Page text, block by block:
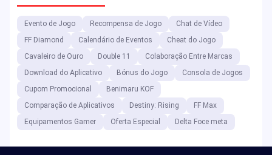
Colaboração PUBG Mobile x The King of Fighters:
Como Obter Skins KOF via Recarga de UC?
Tópicos Populares Coluna relacionada
Download do Aplicativo
Bónus do Jogo Consola de Jogos